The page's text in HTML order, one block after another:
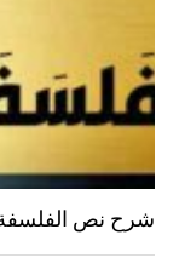
شرح نص الفلسفة